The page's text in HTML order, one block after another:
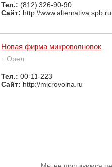
Тел.: (812) 326-90-90
Сайт: http://www.alternativa.spb.ru
Новая фирма микроволновок
г. Орел
Тел.: 00-11-223
Сайт: http://microvolna.ru
Мы не противимся